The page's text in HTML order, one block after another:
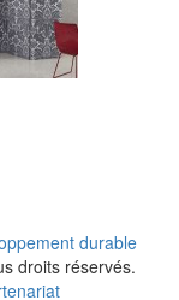
durable
droits réservés.